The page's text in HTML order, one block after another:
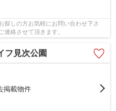
探しの方お気軽にお問い合わせ下さ
連絡させて頂きます。
フ見次公園
掲載物件